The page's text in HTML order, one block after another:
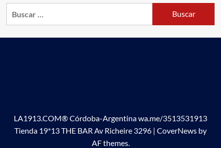
LA1913.COM® Córdoba-Argentina wa.me/3513531913
Tienda 19*13 THE BAR Av Richeire 3296 | CoverNews by
AF themes.